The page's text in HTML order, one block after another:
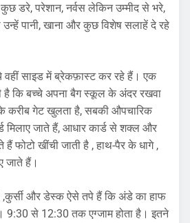
डरे, परेशान, नर्वस लेकिन उम्मीद से भरे,
पानी, खाना और कुछ विशेष सलाहें दे रहे
साइड में ब्रेकफ़ास्ट कर रहे हैं। एक
है कि बच्चे अपना बैग स्कूल के अंदर रखवा
गेट खुलता है, सबकी औपचारिक
मिलाए जाते हैं, आधार कार्ड से शक्ल और
फोटो खींची जाती है , हाथ-पैर के धागे ,
जाते हैं।
,कुर्सी और डेस्क ऐसे तपे हैं कि अंडे का हाफ
9:30 से 12:30 तक एग्जाम होता है। इतने